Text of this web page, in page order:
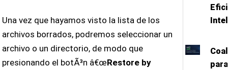
Una vez que hayamos visto la lista de los
archivos borrados, podremos seleccionar un
archivo o un directorio, de modo que
presionando el botÃ³n â€œRestore by